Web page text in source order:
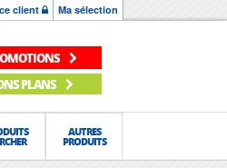
client Ma sélection
PLANS
AUTRES
PRODUITS